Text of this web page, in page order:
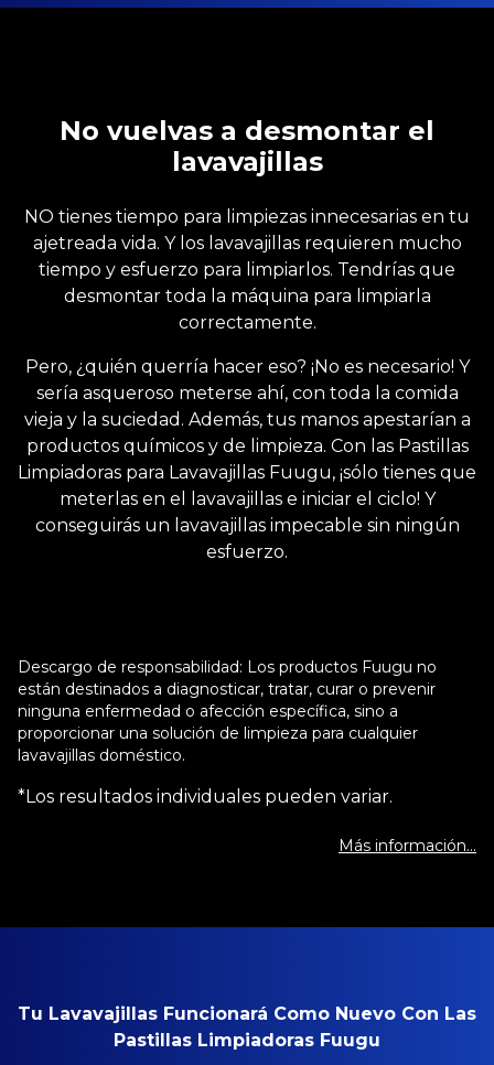
No vuelvas a desmontar el
lavavajillas
NO tienes tiempo para limpiezas innecesarias en tu
ajetreada vida. Y los lavavajillas requieren mucho
tiempo y esfuerzo para limpiarlos. Tendrías que
desmontar toda la máquina para limpiarla
correctamente.
Pero, ¿quién querría hacer eso? ¡No es necesario! Y
sería asqueroso meterse ahí, con toda la comida
vieja y la suciedad. Además, tus manos apestarían a
productos químicos y de limpieza. Con las Pastillas
Limpiadoras para Lavavajillas Fuugu, ¡sólo tienes que
meterlas en el lavavajillas e iniciar el ciclo! Y
conseguirás un lavavajillas impecable sin ningún
esfuerzo.
Descargo de responsabilidad: Los productos Fuugu no
están destinados a diagnosticar, tratar, curar o prevenir
ninguna enfermedad o afección específica, sino a
proporcionar una solución de limpieza para cualquier
lavavajillas doméstico.
*Los resultados individuales pueden variar.
Más información…
Tu Lavavajillas Funcionará Como Nuevo Con Las
Pastillas Limpiadoras Fuugu